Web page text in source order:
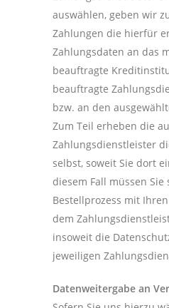
auswählen, geben wir
Zahlungen die hierfür
Zahlungsdaten an das
beauftragte
beauftragte
bzw. an den
Zum Teil erheben die
Zahlungsdienstleister
selbst, soweit Sie dort
diesem Fall müssen Sie
Bestellprozess mit
dem
insoweit die
jeweiligen
Datenweitergabe an